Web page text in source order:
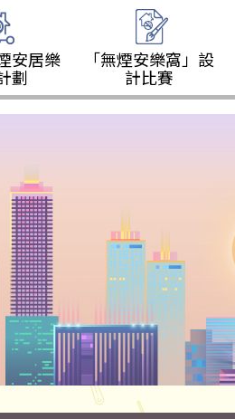
安居樂
劃
「無煙安樂窩」設
計比賽